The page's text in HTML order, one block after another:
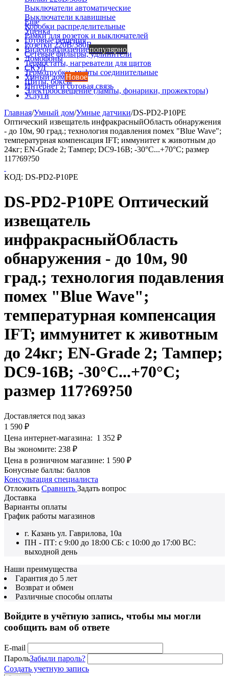
Выключатели автоматические
Выключатели клавишные
Коробки распределительные
Рамки для розеток и выключателей
Розетки 220В/380В
Сетевые фильтры, удлинители
Термостаты, нагреватели для щитов
Термотрубки, муфты соединительные
Щиты, боксы
Электроосвещение (лампы, фонарики, прожекторы)
Еще
Уценка
Готовые решения
Видеонаблюдениепопулярно
Домофоны
СКУД
Умный домНовое
Интернет и сотовая связь
Услуги
Главная/Умный дом/Умные датчики/DS-PD2-P10PE
Оптический извещатель инфракрасныйОбласть обнаружения
- до 10м, 90 град.; технология подавления помех "Blue Wave";
температурная компенсация IFT; иммунитет к животным до
24кг; EN-Grade 2; Тампер; DC9-16В; -30°C...+70°C; размер
117?69?50
КОД: DS-PD2-P10PE
DS-PD2-P10PE Оптический
извещатель
инфракрасныйОбласть
обнаружения - до 10м, 90
град.; технология подавления
помех "Blue Wave";
температурная компенсация
IFT; иммунитет к животным
до 24кг; EN-Grade 2; Тампер;
DC9-16В; -30°C...+70°C;
размер 117?69?50
Доставляется под заказ
1 590 ₽
Цена интернет-магазина: 1 352 ₽
Вы экономите: 238 ₽
Цена в розничном магазине: 1 590 ₽
Бонусные баллы: баллов
Консультация специалиста
Отложить Сравнить Задать вопрос
Доставка
Варианты оплаты
График работы магазинов
г. Казань ул. Гаврилова, 10а
ПН - ПТ: с 9:00 до 18:00 СБ: с 10:00 до 17:00 ВС:
выходной день
Наши преимущества
Гарантия до 5 лет
Возврат и обмен
Различные способы оплаты
Войдите в учётную запись, чтобы мы могли
сообщить вам об ответе
E-mail
ПарольЗабыли пароль?
Создать учетную запись